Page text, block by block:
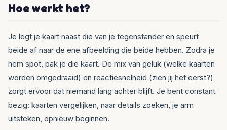
Hoe werkt het?
Je legt je kaart naast die van je tegenstander en speurt
beide af naar de ene afbeelding die beide hebben. Zodra je
hem spot, pak je die kaart. De mix van geluk (welke kaarten
worden omgedraaid) en reactiesnelheid (zien jij het eerst?)
zorgt ervoor dat niemand lang achter blijft. Je bent constant
bezig: kaarten vergelijken, naar details zoeken, je arm
uitsteken, opnieuw beginnen.